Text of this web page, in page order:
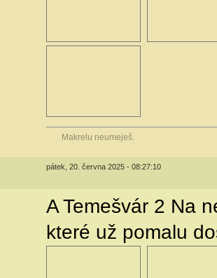
Makrelu neumeješ.
pátek, 20. června 2025 - 08:27:10
A Temešvár 2 Na
které už pomalu